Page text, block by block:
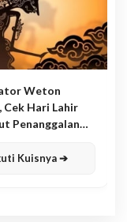
Weton
Cek Hari Lahir
Penanggalan
Kuisnya ➔